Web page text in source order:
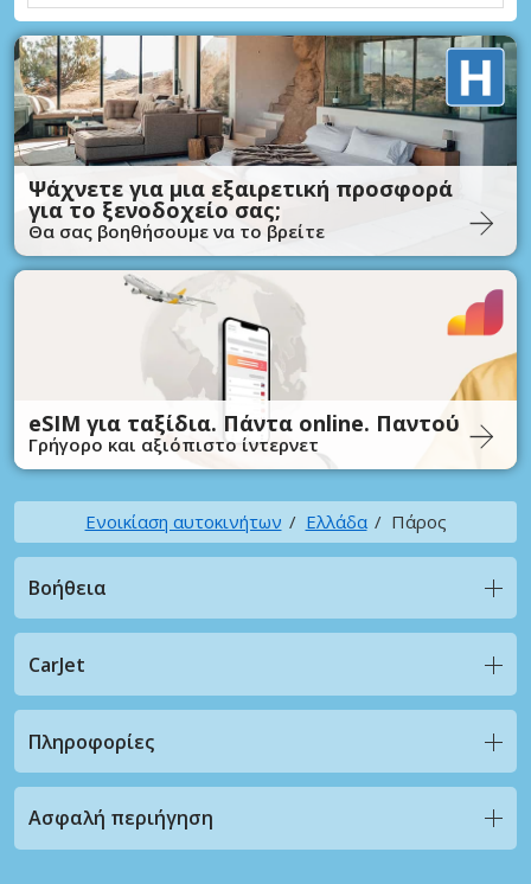
Ψάχνετε για μια εξαιρετική προσφορά
για το ξενοδοχείο σας;
Θα σας βοηθήσουμε να το βρείτε
eSIM για ταξίδια. Πάντα online. Παντού
Γρήγορο και αξιόπιστο ίντερνετ
Ενοικίαση αυτοκινήτων Ελλάδα Πάρος
Βοήθεια
CarJet
Πληροφορίες
Ασφαλή περιήγηση